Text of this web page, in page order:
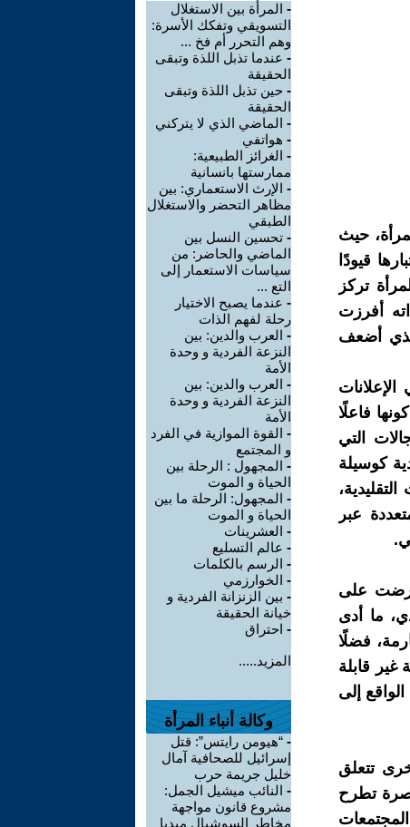
حيث
قيودًا
تركز
أفرزت
أضعف
فاعلًا
التي
كوسيلة
عبر
فرضت على
ما أدى
فضلًا
غير قابلة
إلى
تتعلق
تطرح
- المرأة بين الاستغلال
التسويقي وتفكك الأسرة:
وهم التحرر أم فخ ...
- عندما تذبل اللذة وتبقى
الحقيقة
- حين تذبل اللذة وتبقى
الحقيقة
- الماضي الذي لا يتركني
- هواتفي
- الغرائز الطبيعية:
ممارستها بانسانية
- الإرث الاستعماري: بين
مظاهر التحضر والاستغلال
الطبقي
- تحسين النسل بين
الماضي والحاضر: من
سياسات الاستعمار إلى
التع ...
- عندما يصبح الاختيار
رحلة لفهم الذات
- العرب والدين: بين
النزعة الفردية و وحدة
الأمة
- العرب والدين: بين
النزعة الفردية و وحدة
الأمة
- القوة الموازية في الفرد
و المجتمع
- المجهول : الرحلة بين
الحياة و الموت
- المجهول: الرحلة ما بين
الحياة و الموت
- العشرينات
- عالم التسليع
- الرسم بالكلمات
- الخوارزمي
- بين الزنزانة الفردية و
خيانة الحقيقة
- احتراق
المزيد.....
وكالة أنباء المرأة
- “هيومن رايتس”: قتل
إسرائيل للصحافية آمال
خليل جريمة حرب
- النائب ميشيل الجمل:
مشروع قانون مواجهة
مخاطر السوشيال ميديا